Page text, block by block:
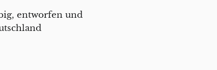
entworfen und